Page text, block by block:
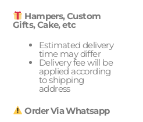
Hampers, Custom
Gifts, Cake, etc
Estimated delivery
time may differ
Delivery fee will be
applied according
to shipping
address
Order Via Whatsapp